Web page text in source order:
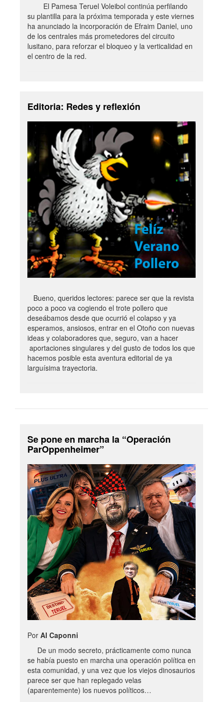
El Pamesa Teruel Voleibol continúa perfilando
su plantilla para la próxima temporada y este viernes
ha anunciado la incorporación de Efraim Daniel, uno
de los centrales más prometedores del circuito
lusitano, para reforzar el bloqueo y la verticalidad en
el centro de la red.
Editoria: Redes y reflexión
Bueno, queridos lectores: parece ser que la revista
poco a poco va cogiendo el trote pollero que
deseábamos desde que ocurrió el colapso y ya
esperamos, ansiosos, entrar en el Otoño con nuevas
ideas y colaboradores que, seguro, van a hacer
aportaciones singulares y del gusto de todos los que
hacemos posible esta aventura editorial de ya
larguísima trayectoria.
Se pone en marcha la “Operación
ParOppenheimer”
Por Al Caponni
De un modo secreto, prácticamente como nunca
se había puesto en marcha una operación política en
esta comunidad, y una vez que los viejos dinosaurios
parece ser que han replegado velas
(aparentemente) los nuevos políticos…